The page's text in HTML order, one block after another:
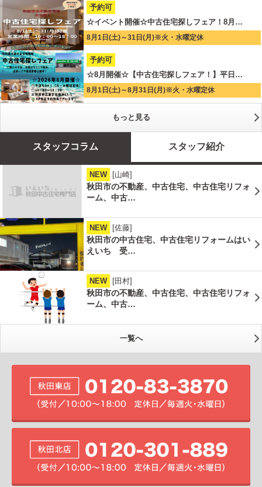
予約可
☆イベント開催☆中古住宅探しフェア！8月…
8月1日(土)～31日(月)※火・水曜定休
予約可
☆8月開催☆【中古住宅探しフェア！】平日…
8月1日(土)～8月31日(月)※火・水曜定休
もっと見る
スタッフコラム スタッフ紹介
NEW [山崎]
秋田市の不動産、中古住宅、中古住宅リフォ
ーム、中古…
NEW [佐藤]
秋田市の中古住宅、中古住宅リフォームはい
えいち 受…
NEW [田村]
秋田市の不動産、中古住宅、中古住宅リフォ
ーム、中古…
一覧へ